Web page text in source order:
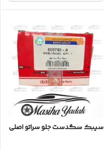
سیبک سگدست جلو سراتو اصلی